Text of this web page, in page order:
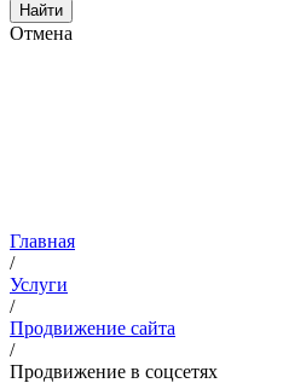
Найти
Отмена
Главная
/
Услуги
/
Продвижение сайта
/
Продвижение в соцсетях